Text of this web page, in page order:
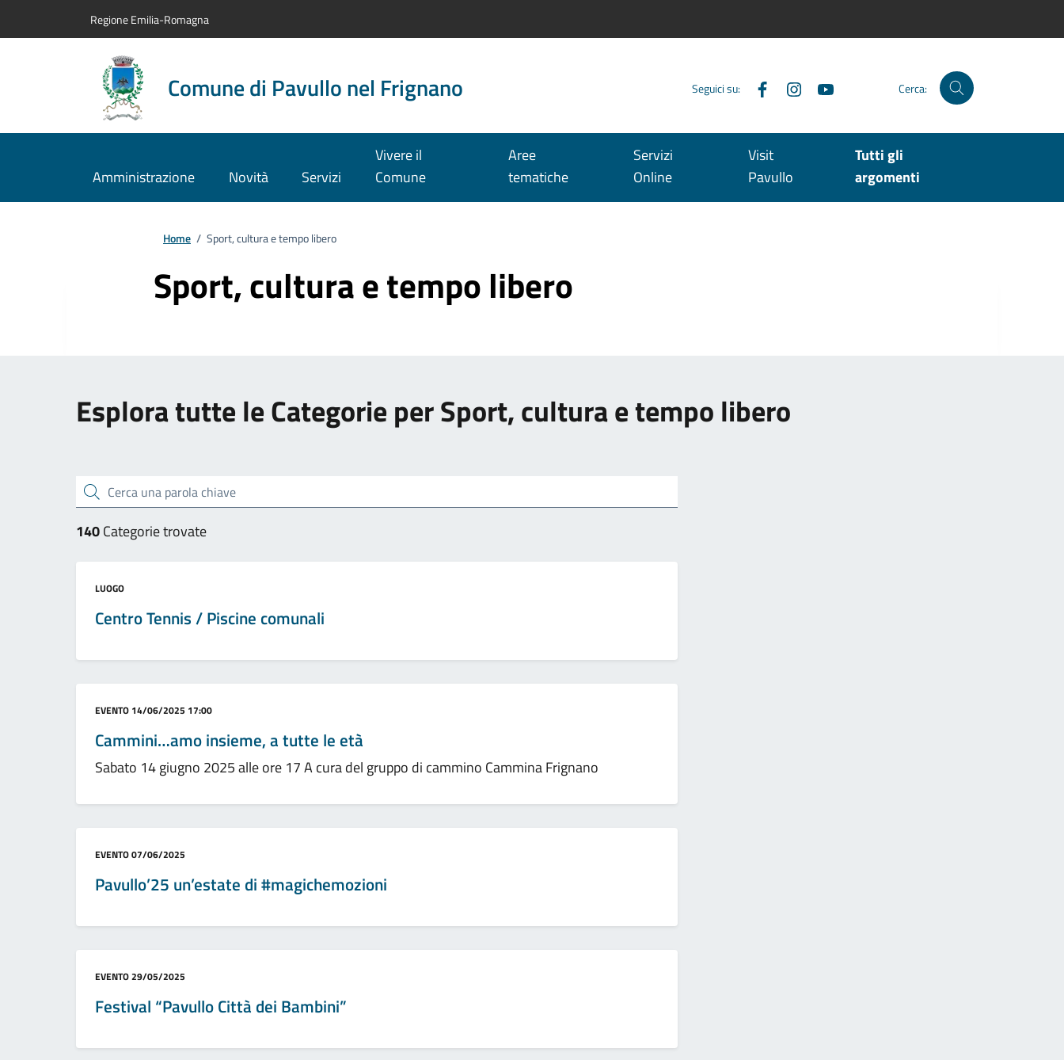
Regione Emilia-Romagna
Comune di Pavullo nel Frignano Seguici su: FacebookInstagram Cerca:
Amministrazione Novità Servizi
Vivere il
Comune
Aree
tematiche
Servizi
Online
Visit
Pavullo
Tutti gli
argomenti
Home / Sport, cultura e tempo libero
Sport, cultura e tempo libero
Esplora tutte le Categorie per Sport, cultura e tempo libero
Cerca una parola chiave
140Categorie trovate
Categoria:
LUOGO
Centro Tennis / Piscine comunali
Categoria:
EVENTO 14/06/2025 17:00
Cammini…amo insieme, a tutte le età
Sabato 14 giugno 2025 alle ore 17 A cura del gruppo di cammino Cammina Frignano
Categoria:
EVENTO07/06/2025
Pavullo’25 un’estate di #magichemozioni
Categoria:
EVENTO29/05/2025
Festival “Pavullo Città dei Bambini”